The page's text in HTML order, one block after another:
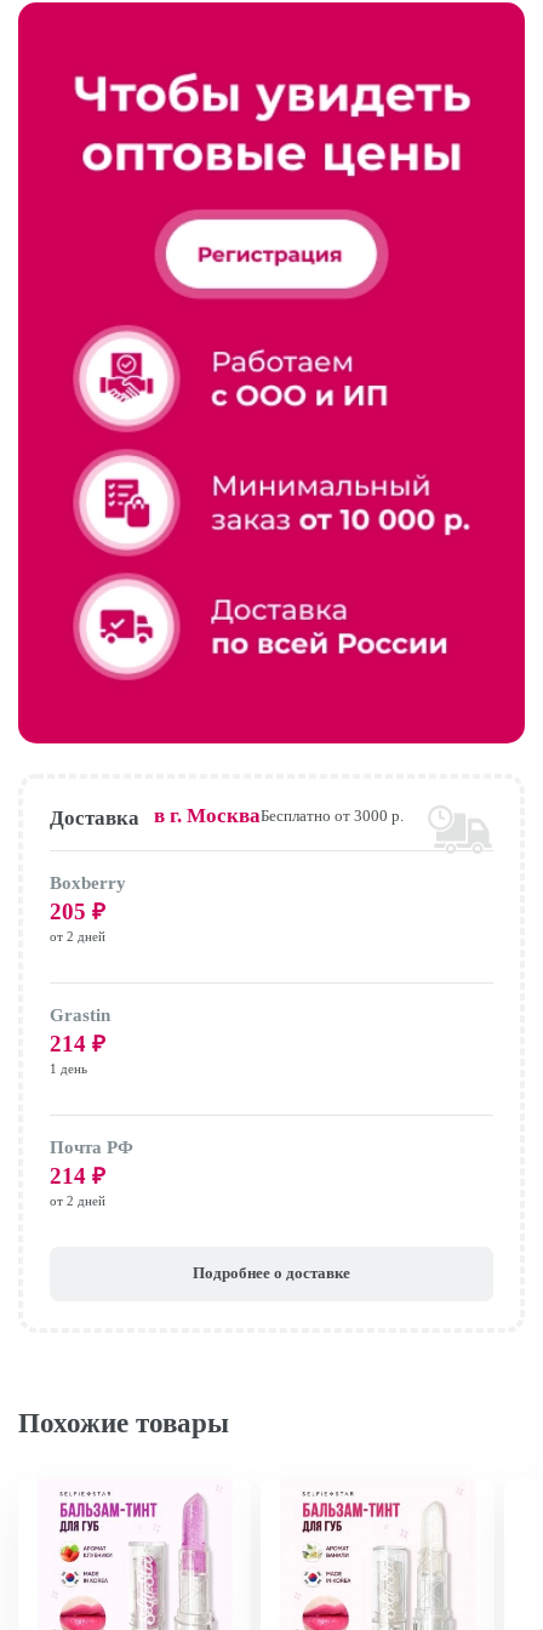
Доставка в г. МоскваБесплатно от 3000 р.
Boxberry
205 ₽
от 2 дней
Grastin
214 ₽
1 день
Почта РФ
214 ₽
от 2 дней
Подробнее о доставке
Похожие товары